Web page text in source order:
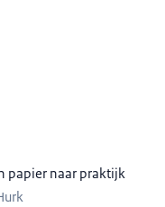
papier naar praktijk